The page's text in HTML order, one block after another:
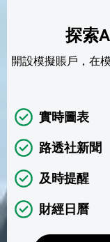
探索
開設模擬賬戶，在
實時圖表
路透社新聞
及時提醒
財經日曆